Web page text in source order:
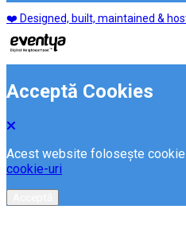
❤️ Designed, built, maintained &
Acceptă Cookies
Acest website folosește
cookie-uri